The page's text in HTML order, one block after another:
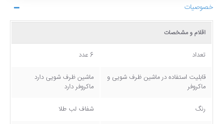
خصوصیات
اقلام و مشخصات
تعداد 6 عدد
قابلیت استفاده در ماشین ظرف شویی و
ماکروفر
ماشین ظرف شویی دارد
ماکروفر دارد
رنگ شفاف لب طلا